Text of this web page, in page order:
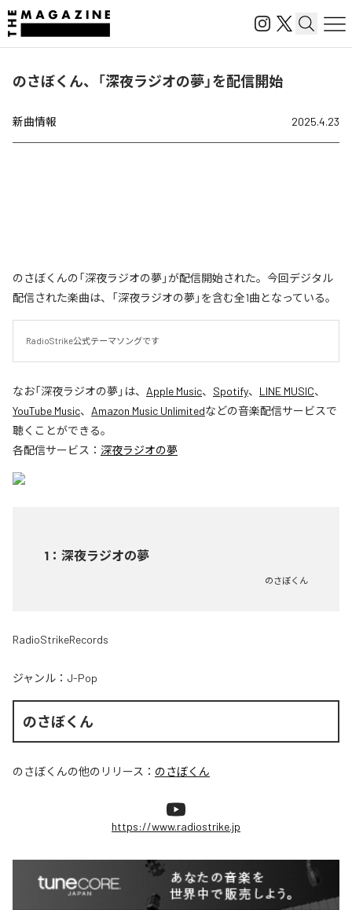
のさぼくん、「深夜ラジオの夢」を配信開始
新曲情報 2025.4.23
のさぼくんの「深夜ラジオの夢」が配信開始された。今回デジタル
配信された楽曲は、「深夜ラジオの夢」を含む全1曲となっている。
RadioStrike公式テーマソングです
なお「深夜ラジオの夢 」は、 Apple Music、 Spotify、 LINE MUSIC、
YouTube Music、 Amazon Music Unlimitedなどの音楽配信サービスで
聴くことができる。
各配信サービス： 深夜ラジオの夢
1 ： 深夜ラジオの夢
のさぼくん
RadioStrikeRecords
ジャンル： J-Pop
のさぼくん
のさぼくんの他のリリース： のさぼくん
https://www.radiostrike.jp